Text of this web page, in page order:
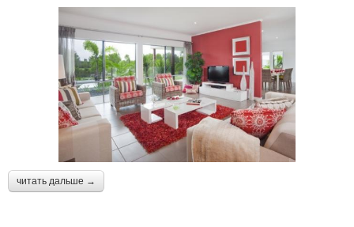
читать дальше →